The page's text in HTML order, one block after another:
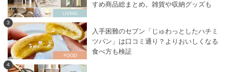
すめ商品総まとめ。雑貨や収納グッズも
3
入手困難のセブン「じゅわっとしたハチミ
ツパン」は口コミ通り？よりおいしくなる
食べ方も検証
4